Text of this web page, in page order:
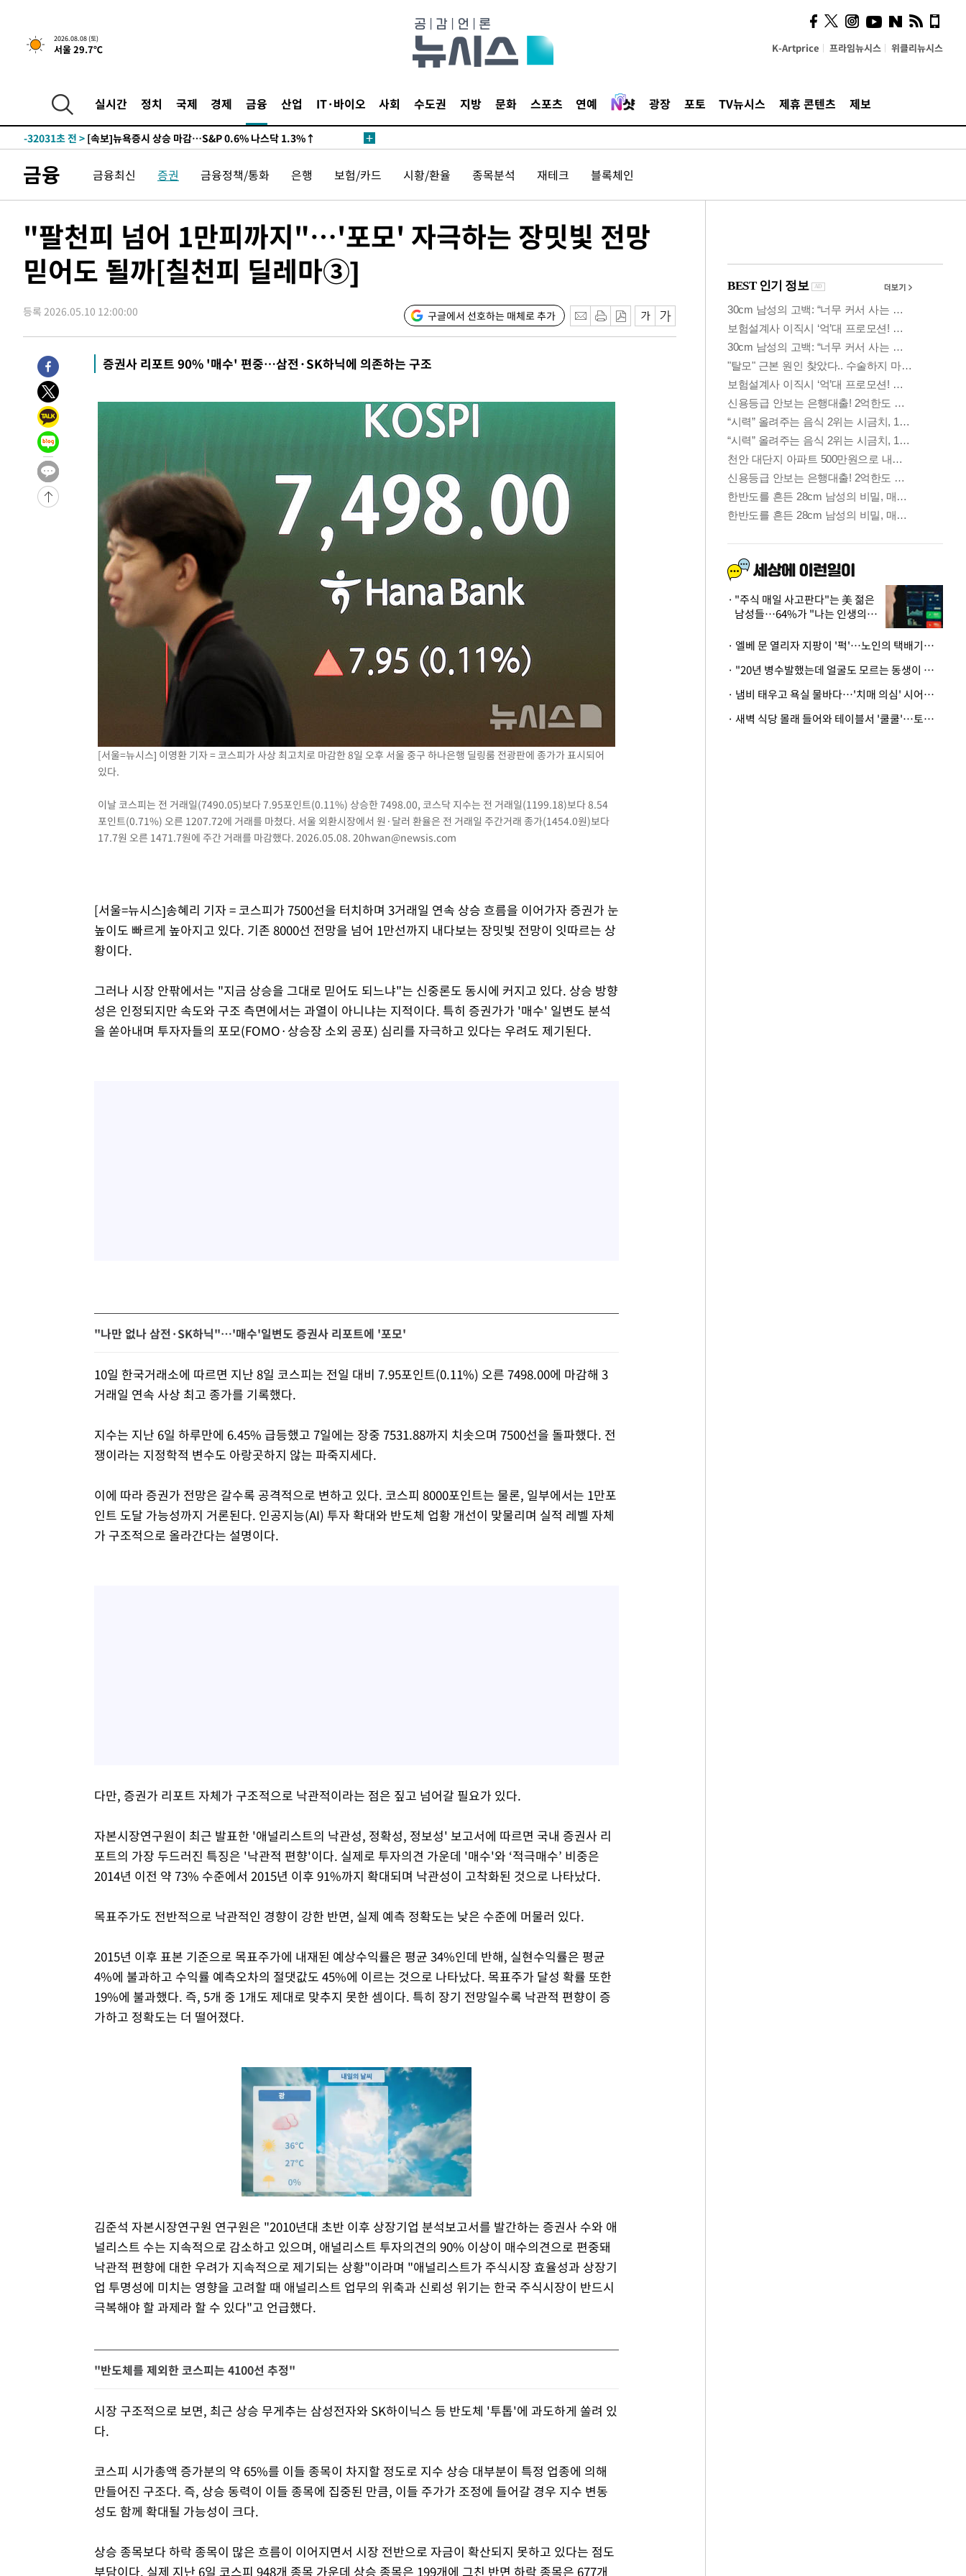
2026.08.08 (토)
서울 29.7℃ K-Artprice 프라임뉴시스 위클리뉴시스
실시간 정치 국제 경제 금융 산업 IT·바이오 사회 수도권 지방 문화 스포츠 연예 광장 포토 TV뉴시스 제휴 콘텐츠 제보
-32031초 전 > [속보]뉴욕증시 상승 마감…S&P 0.6% 나스닥 1.3%↑
금융 금융최신 증권 금융정책/통화 은행 보험/카드 시황/환율 종목분석 재테크 블록체인
"팔천피 넘어 1만피까지"…'포모' 자극하는 장밋빛 전망
믿어도 될까[칠천피 딜레마③]
등록 2026.05.10 12:00:00 구글에서 선호하는 매체로 추가
증권사 리포트 90% '매수' 편중…삼전·SK하닉에 의존하는 구조
[서울=뉴시스] 이영환 기자 = 코스피가 사상 최고치로 마감한 8일 오후 서울 중구 하나은행 딜링룸 전광판에 종가가 표시되어
있다.
이날 코스피는 전 거래일(7490.05)보다 7.95포인트(0.11%) 상승한 7498.00, 코스닥 지수는 전 거래일(1199.18)보다 8.54
포인트(0.71%) 오른 1207.72에 거래를 마쳤다. 서울 외환시장에서 원·달러 환율은 전 거래일 주간거래 종가(1454.0원)보다
17.7원 오른 1471.7원에 주간 거래를 마감했다. 2026.05.08. 20hwan@newsis.com
[서울=뉴시스]송혜리 기자 = 코스피가 7500선을 터치하며 3거래일 연속 상승 흐름을 이어가자 증권가 눈
높이도 빠르게 높아지고 있다. 기존 8000선 전망을 넘어 1만선까지 내다보는 장밋빛 전망이 잇따르는 상
황이다.
그러나 시장 안팎에서는 "지금 상승을 그대로 믿어도 되느냐"는 신중론도 동시에 커지고 있다. 상승 방향
성은 인정되지만 속도와 구조 측면에서는 과열이 아니냐는 지적이다. 특히 증권가가 '매수' 일변도 분석
을 쏟아내며 투자자들의 포모(FOMO·상승장 소외 공포) 심리를 자극하고 있다는 우려도 제기된다.
"나만 없나 삼전·SK하닉"…'매수'일변도 증권사 리포트에 '포모'
10일 한국거래소에 따르면 지난 8일 코스피는 전일 대비 7.95포인트(0.11%) 오른 7498.00에 마감해 3
거래일 연속 사상 최고 종가를 기록했다.
지수는 지난 6일 하루만에 6.45% 급등했고 7일에는 장중 7531.88까지 치솟으며 7500선을 돌파했다. 전
쟁이라는 지정학적 변수도 아랑곳하지 않는 파죽지세다.
이에 따라 증권가 전망은 갈수록 공격적으로 변하고 있다. 코스피 8000포인트는 물론, 일부에서는 1만포
인트 도달 가능성까지 거론된다. 인공지능(AI) 투자 확대와 반도체 업황 개선이 맞물리며 실적 레벨 자체
가 구조적으로 올라간다는 설명이다.
다만, 증권가 리포트 자체가 구조적으로 낙관적이라는 점은 짚고 넘어갈 필요가 있다.
자본시장연구원이 최근 발표한 '애널리스트의 낙관성, 정확성, 정보성' 보고서에 따르면 국내 증권사 리
포트의 가장 두드러진 특징은 '낙관적 편향'이다. 실제로 투자의견 가운데 '매수'와 ‘적극매수’ 비중은
2014년 이전 약 73% 수준에서 2015년 이후 91%까지 확대되며 낙관성이 고착화된 것으로 나타났다.
목표주가도 전반적으로 낙관적인 경향이 강한 반면, 실제 예측 정확도는 낮은 수준에 머물러 있다.
2015년 이후 표본 기준으로 목표주가에 내재된 예상수익률은 평균 34%인데 반해, 실현수익률은 평균
4%에 불과하고 수익률 예측오차의 절댓값도 45%에 이르는 것으로 나타났다. 목표주가 달성 확률 또한
19%에 불과했다. 즉, 5개 중 1개도 제대로 맞추지 못한 셈이다. 특히 장기 전망일수록 낙관적 편향이 증
가하고 정확도는 더 떨어졌다.
Mute
김준석 자본시장연구원 연구원은 "2010년대 초반 이후 상장기업 분석보고서를 발간하는 증권사 수와 애
널리스트 수는 지속적으로 감소하고 있으며, 애널리스트 투자의견의 90% 이상이 매수의견으로 편중돼
낙관적 편향에 대한 우려가 지속적으로 제기되는 상황"이라며 "애널리스트가 주식시장 효율성과 상장기
업 투명성에 미치는 영향을 고려할 때 애널리스트 업무의 위축과 신뢰성 위기는 한국 주식시장이 반드시
극복해야 할 과제라 할 수 있다"고 언급했다.
"반도체를 제외한 코스피는 4100선 추정"
시장 구조적으로 보면, 최근 상승 무게추는 삼성전자와 SK하이닉스 등 반도체 '투톱'에 과도하게 쏠려 있
다.
코스피 시가총액 증가분의 약 65%를 이들 종목이 차지할 정도로 지수 상승 대부분이 특정 업종에 의해
만들어진 구조다. 즉, 상승 동력이 이들 종목에 집중된 만큼, 이들 주가가 조정에 들어갈 경우 지수 변동
성도 함께 확대될 가능성이 크다.
상승 종목보다 하락 종목이 많은 흐름이 이어지면서 시장 전반으로 자금이 확산되지 못하고 있다는 점도
부담이다. 실제 지난 6일 코스피 948개 종목 가운데 상승 종목은 199개에 그친 반면 하락 종목은 677개
시, 스마트폰 액세서리에
NFC 더했다
"주식 매일 사고판다"는 美 젊은
남성들…64%가 "나는 인생의
· 엘베 문 열리자 지팡이 '퍽'…노인의 택배기사 폭행 이유
· "20년 병수발했는데 얼굴도 모르는 동생이 유산 절반을"…배다른 형제 상속권 있을까
· 냄비 태우고 욕실 물바다…'치매 의심' 시어머니 검사 권유했다가 '날벼락'
· 새벽 식당 몰래 들어와 테이블서 '쿨쿨'…토사물 남기고 사라진 남성